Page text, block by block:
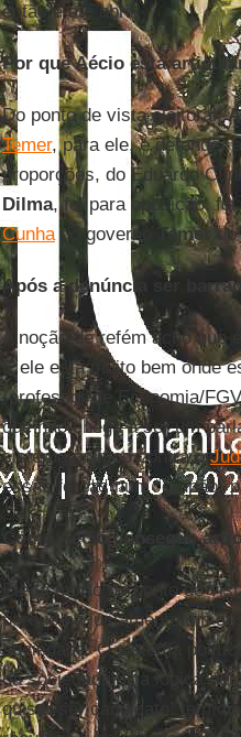
então é até abril.
Por que Aécio está
Do ponto de vista eleitoral,
Temer, para ele, é defender
proporções, do Eduardo
Dilma, foi para oposição,
Cunhado governo Temerdo
Após a denúncia ser
A noção de refém acho que
E ele está muito bem onde
(professor de Economia/
que não chega a ser um
sistema político contra o
essas forças num “grupão”
Como Aécio consegue
Ele tá morto do ponto de
porque há justamente um
sociedade. O sistema
da sociedade. E a lógica
quiser ser candidato, tem